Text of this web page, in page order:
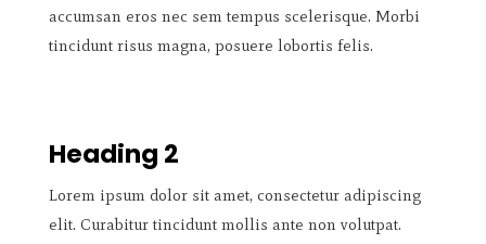
accumsan eros nec sem tempus scelerisque. Morbi
tincidunt risus magna, posuere lobortis felis.
Heading 2
Lorem ipsum dolor sit amet, consectetur adipiscing
elit. Curabitur tincidunt mollis ante non volutpat.